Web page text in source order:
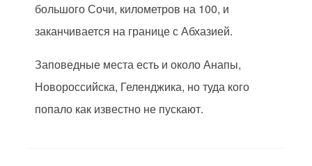
большого Сочи, километров на 100, и
заканчивается на границе с Абхазией.
Заповедные места есть и около Анапы,
Новороссийска, Геленджика, но туда кого
попало как известно не пускают.